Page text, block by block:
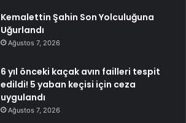
Kemalettin Şahin Son Yolculuğuna
Uğurlandı
Ağustos 7, 2026
6 yıl önceki kaçak avın failleri tespit
edildi! 5 yaban keçisi için ceza
uygulandı
Ağustos 7, 2026